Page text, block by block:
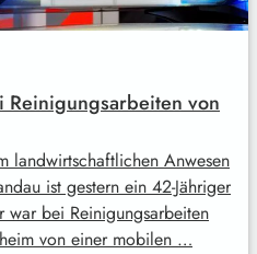
Reinigungsarbeiten von
landwirtschaftlichen Anwesen
ist gestern ein 42-Jähriger
war bei Reinigungsarbeiten
von einer mobilen …